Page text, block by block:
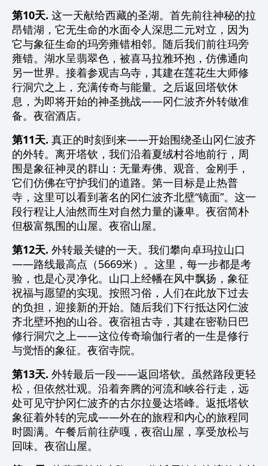
第10天. 这一天献给西藏的圣湖。首先前往神秘的拉
昂错湖，它无生命的水面令人深思二元对立，因为
它与象征生命的玛旁雍错相邻。随后我们前往玛旁
雍错。湖水呈翡翠色，被喜马拉雅环抱，仿佛通向
另一世界。接着参观吉乌寺，其建在莲花生大师修
行洞穴之上，充满传奇与能量。之后返回塔钦休
息，为即将开始的神圣挑战——冈仁波齐外转做准
备。夜宿酒店。
第11天. 真正的时刻到来——开始围绕圣山冈仁波齐
的外转。离开塔钦，我们沿着夏绒村谷地前行，周
围是象征神灵的群山：无量寿佛、观音、金刚手，
它们仿佛在守护我们的道路。第一目标是止热普
寺，这里可以看到著名的冈仁波齐北壁“镜面”。这一
段行程让人油然而生对自然力量的谦卑。夜宿简朴
但极富氛围的山屋。夜宿山屋。
第12天. 外转最关键的一天。我们攀向卓玛拉山口
——路线最高点（5669米）。这里，每一步都是考
验，也是心灵净化。山口上经幡在风中飘扬，象征
祝福与愿望的实现。按照习俗，人们在此放下过去
的负担，迎接新的开始。随后我们下行抵达冈仁波
齐北壁环抱的山谷。夜宿祖古寺，其建在密勒日巴
修行洞穴之上——这位传奇瑜伽行者的一生是修行
与觉悟的象征。夜宿寺院。
第13天. 外转最后一段——返回塔钦。虽然路段更轻
松，但依然壮观。沿着奔腾的河流和峡谷行走，远
处可见守护冈仁波齐的古尔拉曼达塔峰。返抵塔钦
象征着外转的完成——外在的旅程和内心的旅程同
时圆满。午餐后前往萨嘎，夜宿山屋，享受放松与
回味。夜宿山屋。